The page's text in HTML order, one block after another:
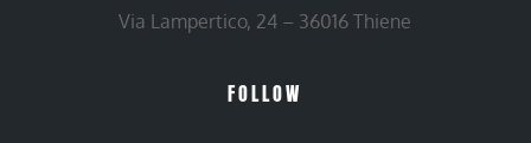
Via Lampertico, 24 – 36016 Thiene
FOLLOW